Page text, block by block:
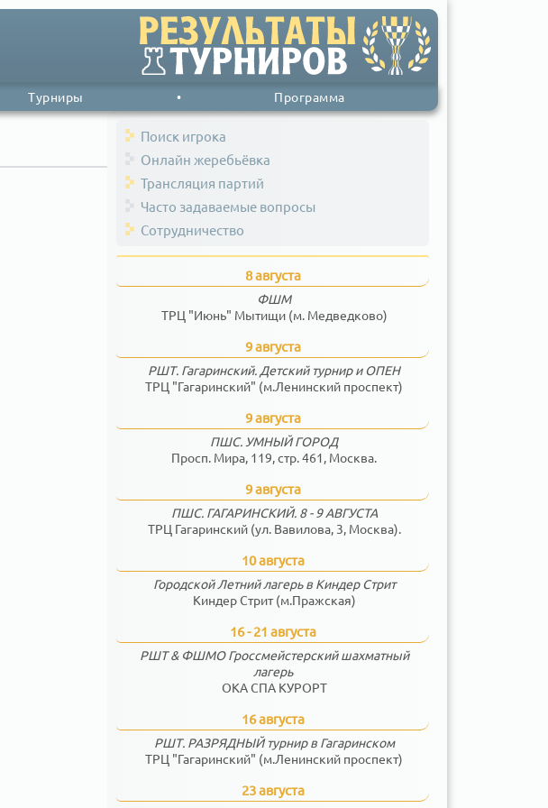
Турниры • Программа
Поиск игрока
Онлайн жеребьёвка
Трансляция партий
Часто задаваемые вопросы
Сотрудничество
8 августа
ФШМ
ТРЦ "Июнь" Мытищи (м. Медведково)
9 августа
РШТ. Гагаринский. Детский турнир и ОПЕН
ТРЦ "Гагаринский" (м.Ленинский проспект)
9 августа
ПШС. УМНЫЙ ГОРОД
Просп. Мира, 119, стр. 461, Москва.
9 августа
ПШС. ГАГАРИНСКИЙ. 8 - 9 АВГУСТА
ТРЦ Гагаринский (ул. Вавилова, 3, Москва).
10 августа
Городской Летний лагерь в Киндер Стрит
Киндер Стрит (м.Пражская)
16 - 21 августа
РШТ & ФШМО Гроссмейстерский шахматный
лагерь
ОКА СПА КУРОРТ
16 августа
РШТ. РАЗРЯДНЫЙ турнир в Гагаринском
ТРЦ "Гагаринский" (м.Ленинский проспект)
23 августа